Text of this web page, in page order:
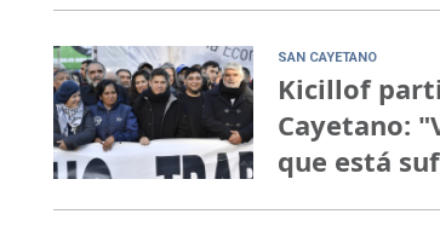
SAN CAYETANO
Kicillof
Cayetano:
que está